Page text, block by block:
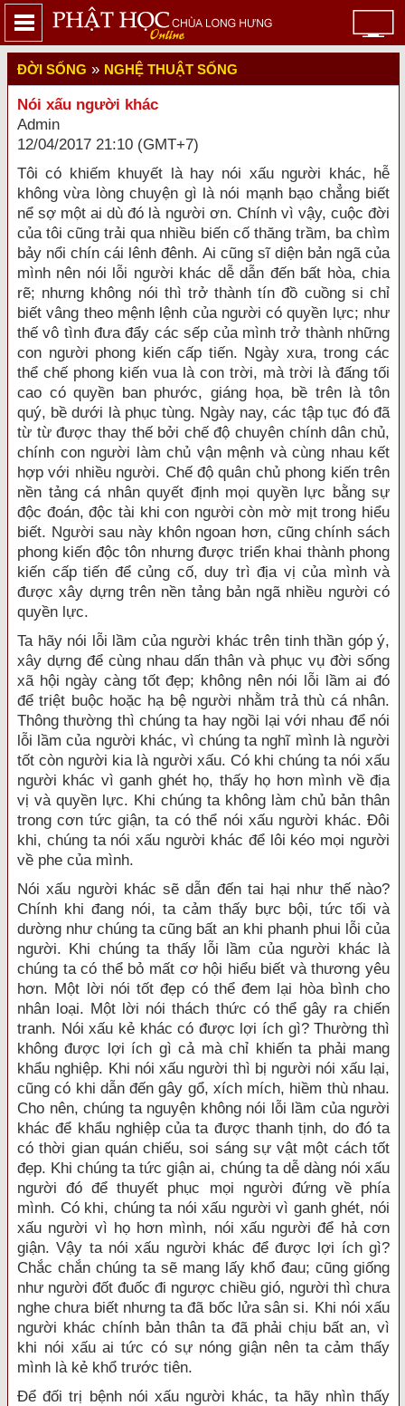
ĐỜI SỐNG » NGHỆ THUẬT SỐNG
Nói xấu người khác
Admin
12/04/2017 21:10 (GMT+7)
Tôi có khiếm khuyết là hay nói xấu người khác, hễ
không vừa lòng chuyện gì là nói mạnh bạo chẳng biết
nể sợ một ai dù đó là người ơn. Chính vì vậy, cuộc đời
của tôi cũng trải qua nhiều biến cố thăng trầm, ba chìm
bảy nổi chín cái lênh đênh. Ai cũng sĩ diện bản ngã của
mình nên nói lỗi người khác dễ dẫn đến bất hòa, chia
rẽ; nhưng không nói thì trở thành tín đồ cuồng si chỉ
biết vâng theo mệnh lệnh của người có quyền lực; như
thế vô tình đưa đẩy các sếp của mình trở thành những
con người phong kiến cấp tiến. Ngày xưa, trong các
thể chế phong kiến vua là con trời, mà trời là đấng tối
cao có quyền ban phước, giáng họa, bề trên là tôn
quý, bề dưới là phục tùng. Ngày nay, các tập tục đó đã
từ từ được thay thế bởi chế độ chuyên chính dân chủ,
chính con người làm chủ vận mệnh và cùng nhau kết
hợp với nhiều người. Chế độ quân chủ phong kiến trên
nền tảng cá nhân quyết định mọi quyền lực bằng sự
độc đoán, độc tài khi con người còn mờ mịt trong hiểu
biết. Người sau này khôn ngoan hơn, cũng chính sách
phong kiến độc tôn nhưng được triển khai thành phong
kiến cấp tiến để củng cố, duy trì địa vị của mình và
được xây dựng trên nền tảng bản ngã nhiều người có
quyền lực.
Ta hãy nói lỗi lầm của người khác trên tinh thần góp ý,
xây dựng để cùng nhau dấn thân và phục vụ đời sống
xã hội ngày càng tốt đẹp; không nên nói lỗi lầm ai đó
để triệt buộc hoặc hạ bệ người nhằm trả thù cá nhân.
Thông thường thì chúng ta hay ngồi lại với nhau để nói
lỗi lầm của người khác, vì chúng ta nghĩ mình là người
tốt còn người kia là người xấu. Có khi chúng ta nói xấu
người khác vì ganh ghét họ, thấy họ hơn mình về địa
vị và quyền lực. Khi chúng ta không làm chủ bản thân
trong cơn tức giận, ta có thể nói xấu người khác. Đôi
khi, chúng ta nói xấu người khác để lôi kéo mọi người
về phe của mình.
Nói xấu người khác sẽ dẫn đến tai hại như thế nào?
Chính khi đang nói, ta cảm thấy bực bội, tức tối và
dường như chúng ta cũng bất an khi phanh phui lỗi của
người. Khi chúng ta thấy lỗi lầm của người khác là
chúng ta có thể bỏ mất cơ hội hiểu biết và thương yêu
hơn. Một lời nói tốt đẹp có thể đem lại hòa bình cho
nhân loại. Một lời nói thách thức có thể gây ra chiến
tranh. Nói xấu kẻ khác có được lợi ích gì? Thường thì
không được lợi ích gì cả mà chỉ khiến ta phải mang
khẩu nghiệp. Khi nói xấu người thì bị người nói xấu lại,
cũng có khi dẫn đến gây gổ, xích mích, hiềm thù nhau.
Cho nên, chúng ta nguyện không nói lỗi lầm của người
khác để khẩu nghiệp của ta được thanh tịnh, do đó ta
có thời gian quán chiếu, soi sáng sự vật một cách tốt
đẹp. Khi chúng ta tức giận ai, chúng ta dễ dàng nói xấu
người đó để thuyết phục mọi người đứng về phía
mình. Có khi, chúng ta nói xấu người vì ganh ghét, nói
xấu người vì họ hơn mình, nói xấu người để hả cơn
giận. Vậy ta nói xấu người khác để được lợi ích gì?
Chắc chắn chúng ta sẽ mang lấy khổ đau; cũng giống
như người đốt đuốc đi ngược chiều gió, người thì chưa
nghe chưa biết nhưng ta đã bốc lửa sân si. Khi nói xấu
người khác chính bản thân ta đã phải chịu bất an, vì
khi nói xấu ai tức có sự nóng giận nên ta cảm thấy
mình là kẻ khổ trước tiên.
Để đối trị bệnh nói xấu người khác, ta hãy nhìn thấy